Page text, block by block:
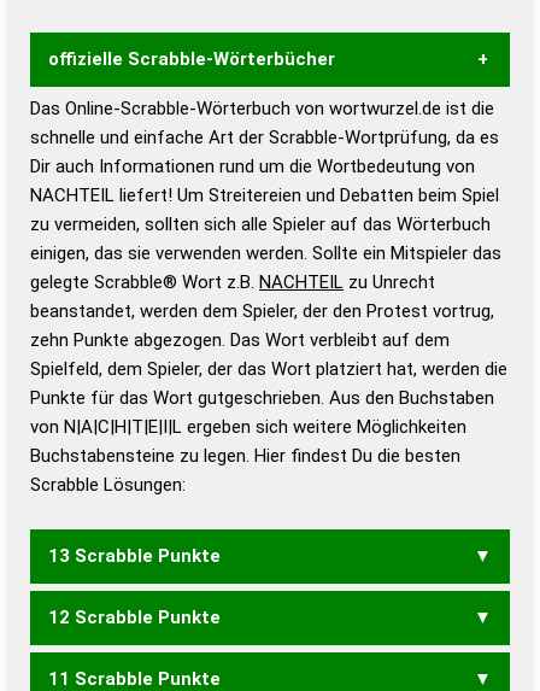
offizielle Scrabble-Wörterbücher
Wortwurzel liefert mit Hilfe eines semantischen
Wortanalyse-Algorithmus gute Anhaltspunkte zu
Wortbedeutung, Worttrennung und Wortform, um die
Gültigkeit eines Wortes für das Scrabble-Spiel zu
bestimmen!
zugelassene Turnier Scrabble-
Wörterbücher sind:
Duden – Standardwerk in 12 Bänden
Duden – Richtiges und gutes
Deutsch
Duden – Die deutsche Grammatik
Duden – Deutsches
Das Online-Scrabble-Wörterbuch von wortwurzel.de ist die
schnelle und einfache Art der Scrabble-Wortprüfung, da es
Dir auch Informationen rund um die Wortbedeutung von
NACHTEIL liefert! Um Streitereien und Debatten beim Spiel
zu vermeiden, sollten sich alle Spieler auf das Wörterbuch
einigen, das sie verwenden werden. Sollte ein Mitspieler das
gelegte Scrabble® Wort z.B. NACHTEIL zu Unrecht
beanstandet, werden dem Spieler, der den Protest vortrug,
zehn Punkte abgezogen. Das Wort verbleibt auf dem
Spielfeld, dem Spieler, der das Wort platziert hat, werden die
Punkte für das Wort gutgeschrieben. Aus den Buchstaben
von N|A|C|H|T|E|I|L ergeben sich weitere Möglichkeiten
Buchstabensteine zu legen. Hier findest Du die besten
Scrabble Lösungen:
13 Scrabble Punkte
CHATLINE LAICHTEN
12 Scrabble Punkte
ACHTELN LACHTEN LAICHEN
11 Scrabble Punkte